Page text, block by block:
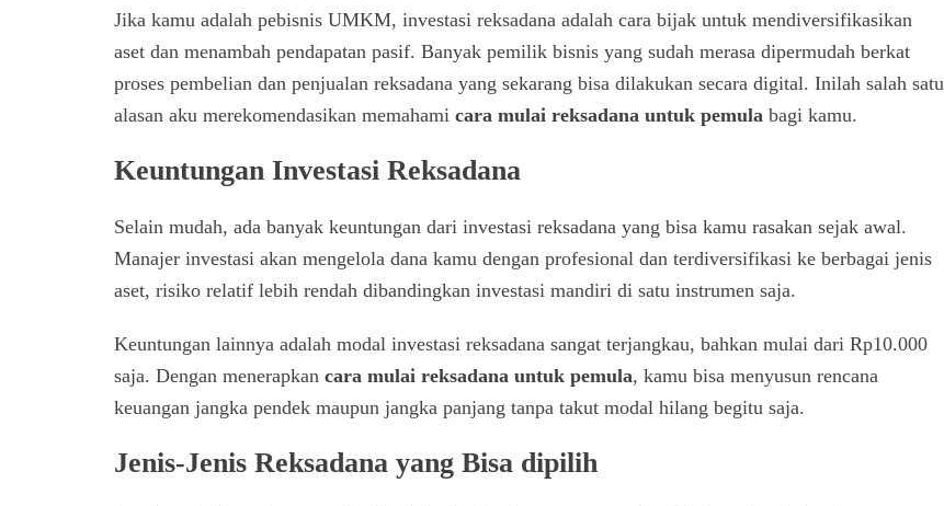
Jika kamu adalah pebisnis UMKM, investasi reksadana adalah cara bijak untuk mendiversifikasikan
aset dan menambah pendapatan pasif. Banyak pemilik bisnis yang sudah merasa dipermudah berkat
proses pembelian dan penjualan reksadana yang sekarang bisa dilakukan secara digital. Inilah salah satu
alasan aku merekomendasikan memahami cara mulai reksadana untuk pemula bagi kamu.
Keuntungan Investasi Reksadana
Selain mudah, ada banyak keuntungan dari investasi reksadana yang bisa kamu rasakan sejak awal.
Manajer investasi akan mengelola dana kamu dengan profesional dan terdiversifikasi ke berbagai jenis
aset, risiko relatif lebih rendah dibandingkan investasi mandiri di satu instrumen saja.
Keuntungan lainnya adalah modal investasi reksadana sangat terjangkau, bahkan mulai dari Rp10.000
saja. Dengan menerapkan cara mulai reksadana untuk pemula, kamu bisa menyusun rencana
keuangan jangka pendek maupun jangka panjang tanpa takut modal hilang begitu saja.
Jenis-Jenis Reksadana yang Bisa dipilih